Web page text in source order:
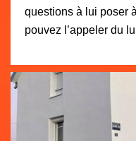
questions à lui poser
pouvez l’appeler du